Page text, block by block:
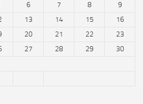
6 7 8
9
13 14 15
16
20 21 22
23
27 28 29
30